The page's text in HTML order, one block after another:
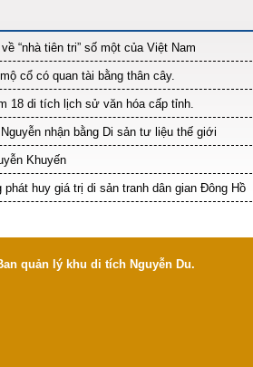
“nhà tiên tri” số một của Việt Nam
cổ có quan tài bằng thân cây.
18 di tích lịch sử văn hóa cấp tỉnh.
nhận bằng Di sản tư liệu thế giới
Khuyến
phát huy giá trị di sản tranh dân gian Đông Hồ
quản lý khu di tích Nguyễn Du.